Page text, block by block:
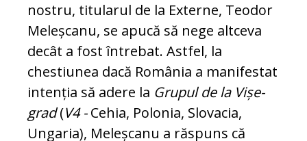
nostru, ti­tu­larul de la Externe, Teodor
Meleșcanu, se apu­că să nege altceva
decât a fost întrebat. Ast­fel, la
chestiunea dacă Ro­mâ­nia a manifestat
intenția să adere la Grupul de la Vi­șe­
grad(V4 -Cehia, Polonia, Slovacia,
Ungaria), Meleșcanu a răspuns că